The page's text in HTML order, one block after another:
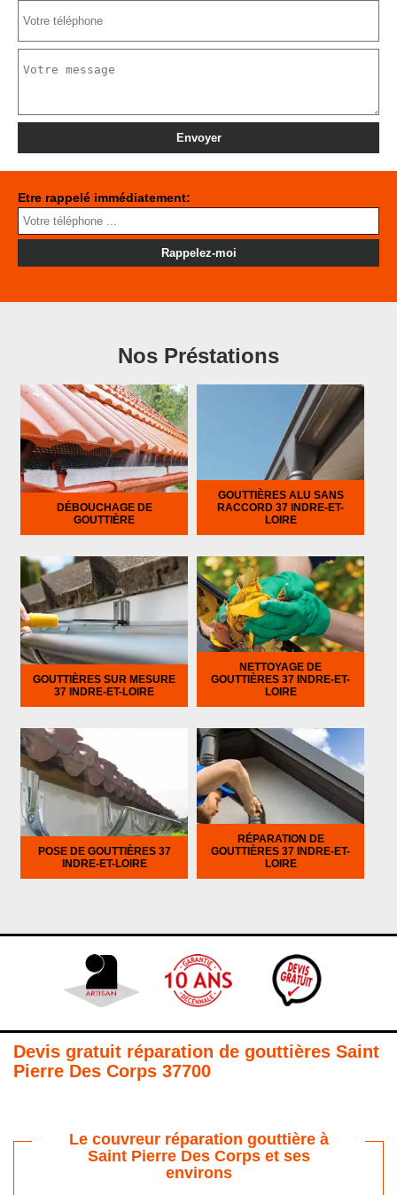
Etre rappelé immédiatement:
Nos Préstations
DÉBOUCHAGE DE
GOUTTIÈRE
GOUTTIÈRES ALU SANS
RACCORD 37 INDRE-ET-
LOIRE
GOUTTIÈRES SUR MESURE
37 INDRE-ET-LOIRE
NETTOYAGE DE
GOUTTIÈRES 37 INDRE-ET-
LOIRE
POSE DE GOUTTIÈRES 37
INDRE-ET-LOIRE
RÉPARATION DE
GOUTTIÈRES 37 INDRE-ET-
LOIRE
Devis gratuit réparation de gouttières Saint
Pierre Des Corps 37700
Le couvreur réparation gouttière à
Saint Pierre Des Corps et ses
environs